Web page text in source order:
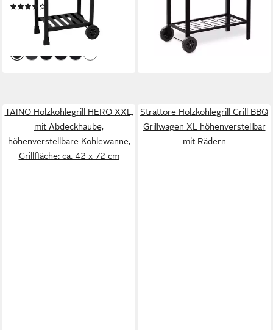
129,99 €
11,87 €mtl. in 12 Raten
lieferbar - in 4-5 Werktagen bei dir
mtl. in 12 Raten
lieferbar - in 3-4 Werktagen bei dir
TAINO Holzkohlegrill HERO XXL,
mit Abdeckhaube,
höhenverstellbare Kohlewanne,
Grillfläche: ca. 42 x 72 cm
Strattore Holzkohlegrill Grill BBQ
Grillwagen XL höhenverstellbar
mit Rädern